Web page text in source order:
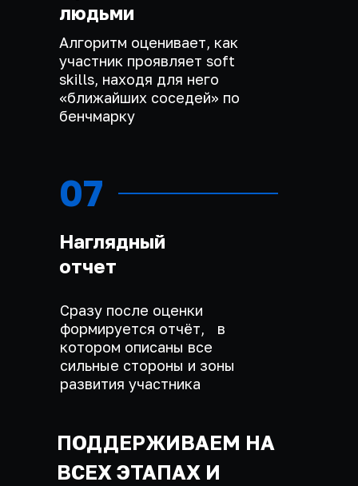
Алгоритм оценивает, как
участник проявляет soft
skills, находя для него
«ближайших соседей» по
бенчмарку
людьми
07
Наглядный
отчет
Сразу после оценки
формируется отчёт, в
котором описаны все
сильные стороны и зоны
развития участника
ПОДДЕРЖИВАЕМ НА
ВСЕХ ЭТАПАХ И